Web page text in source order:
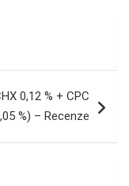
0,12 % + CPC
%) – Recenze